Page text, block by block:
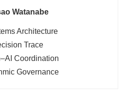
Watanabe
Architecture
Trace
Coordination
Governance